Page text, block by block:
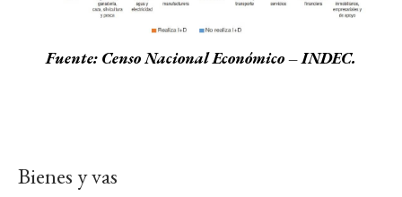
Fuente: Censo Nacional Económico – INDEC.
Bienes y vas